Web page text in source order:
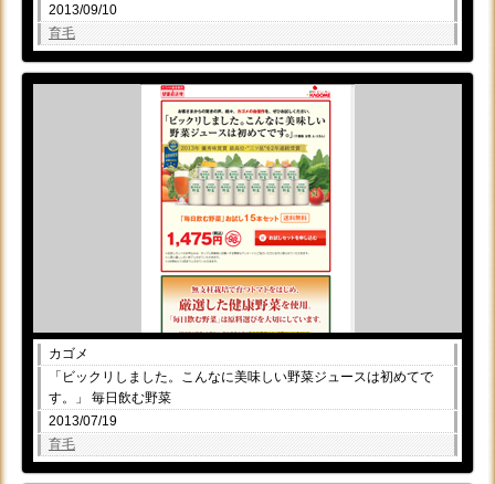
2013/09/10
育毛
カゴメ
「ビックリしました。こんなに美味しい野菜ジュースは初めてで
す。」 毎日飲む野菜
2013/07/19
育毛